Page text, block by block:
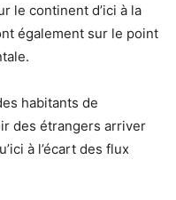
le continent d’ici à la
également sur le point
habitants de
des étrangers arriver
à l’écart des flux